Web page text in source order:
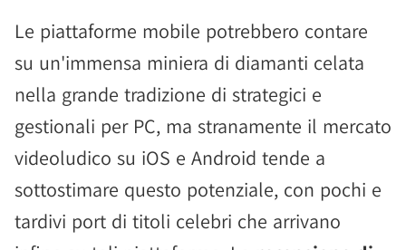
Le piattaforme mobile potrebbero contare
su un'immensa miniera di diamanti celata
nella grande tradizione di strategici e
gestionali per PC, ma stranamente il mercato
videoludico su iOS e Android tende a
sottostimare questo potenziale, con pochi e
tardivi port di titoli celebri che arrivano